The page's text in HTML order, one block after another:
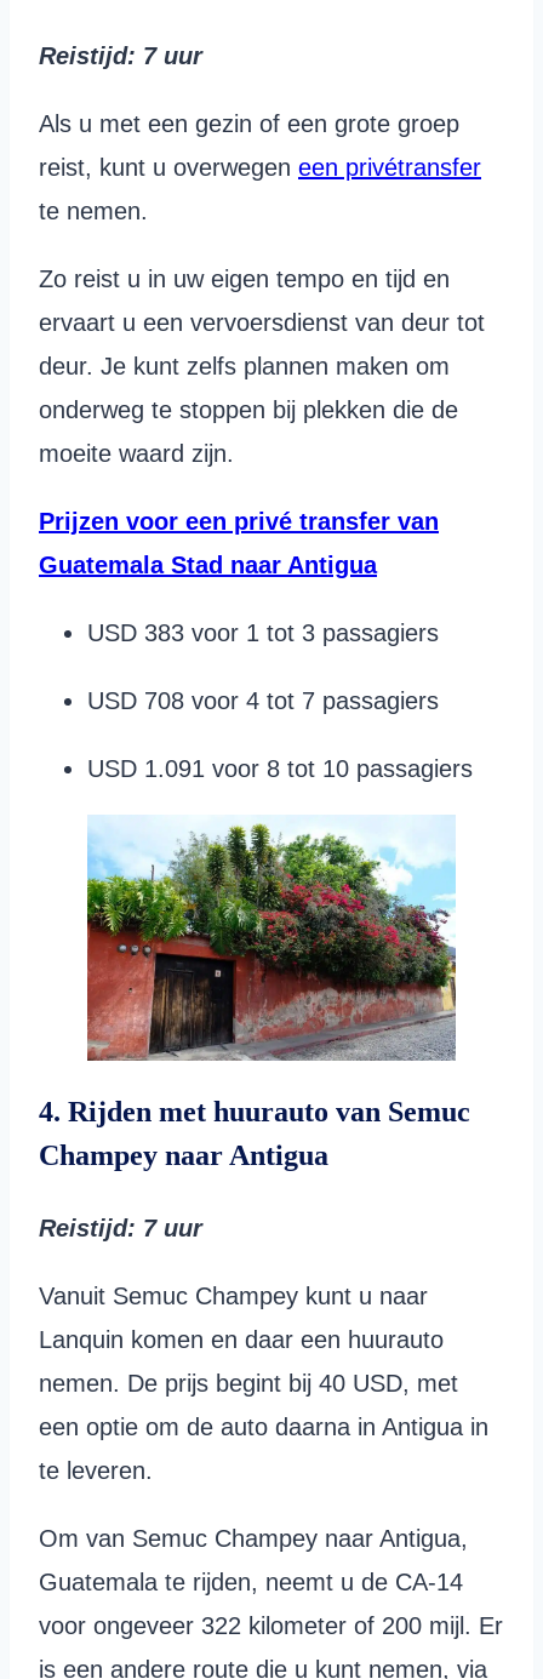
Reistijd: 7 uur
Als u met een gezin of een grote groep
reist, kunt u overwegen een privétransfer
te nemen.
Zo reist u in uw eigen tempo en tijd en
ervaart u een vervoersdienst van deur tot
deur. Je kunt zelfs plannen maken om
onderweg te stoppen bij plekken die de
moeite waard zijn.
Prijzen voor een privé transfer van
Guatemala Stad naar Antigua
USD 383 voor 1 tot 3 passagiers
USD 708 voor 4 tot 7 passagiers
USD 1.091 voor 8 tot 10 passagiers
4. Rijden met huurauto van Semuc
Champey naar Antigua
Reistijd: 7 uur
Vanuit Semuc Champey kunt u naar
Lanquin komen en daar een huurauto
nemen. De prijs begint bij 40 USD, met
een optie om de auto daarna in Antigua in
te leveren.
Om van Semuc Champey naar Antigua,
Guatemala te rijden, neemt u de CA-14
voor ongeveer 322 kilometer of 200 mijl. Er
is een andere route die u kunt nemen, via